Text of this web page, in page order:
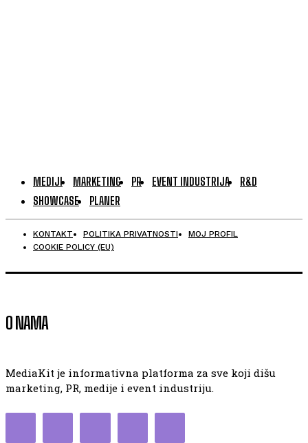
MEDIJI MARKETING PR EVENT INDUSTRIJA
R&D
SHOWCASE
PLANER
KONTAKT POLITIKA PRIVATNOSTI
MOJ PROFIL
COOKIE POLICY (EU)
O NAMA
MediaKit je informativna platforma za sve koji dišu
marketing, PR, medije i event industriju.